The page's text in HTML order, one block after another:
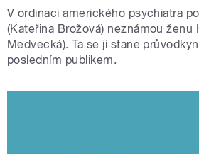
V ordinaci amerického psychiatra
(Kateřina Brožová) neznámou ženu
Medvecká). Ta se jí stane
posledním publikem.